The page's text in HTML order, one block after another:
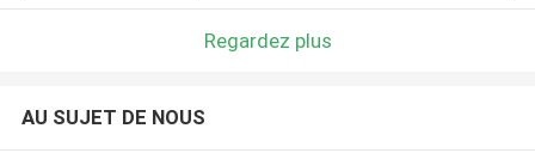
Regardez plus
AU SUJET DE NOUS